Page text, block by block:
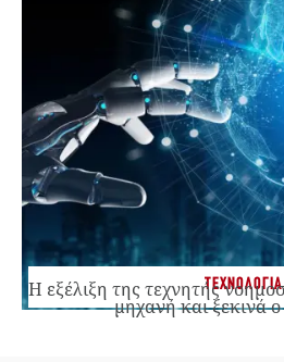
ΤΕΧΝΟΛΟΓΙΑ
Η εξέλιξη της τεχνητής
μηχανή και ξεκινά